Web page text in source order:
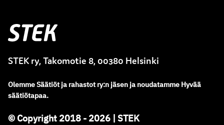
Stek
STEK ry, Takomotie 8, 00380 Helsinki
OlemmeSäätiöt ja rahastot ry:n jäsen ja noudatamme Hyvää
säätiötapaa.
© Copyright 2018 - 2026 | STEK